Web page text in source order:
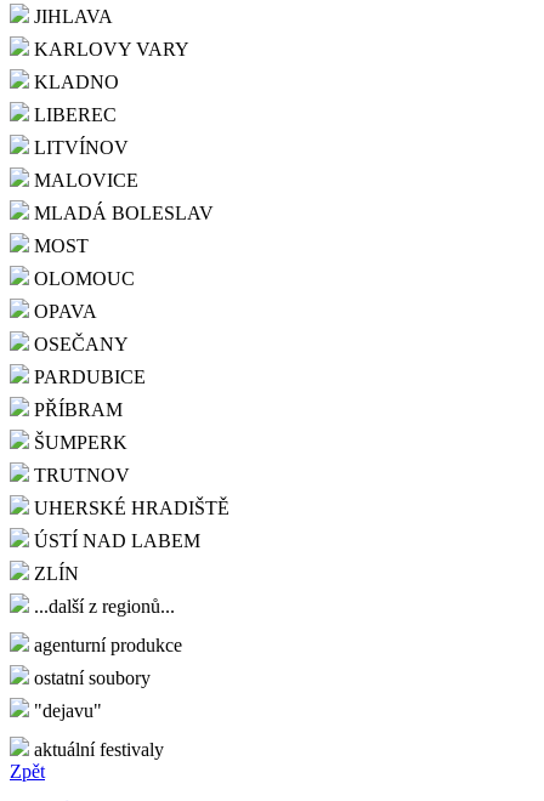
JIHLAVA
KARLOVY VARY
KLADNO
LIBEREC
LITVÍNOV
MALOVICE
MLADÁ BOLESLAV
MOST
OLOMOUC
OPAVA
OSEČANY
PARDUBICE
PŘÍBRAM
ŠUMPERK
TRUTNOV
UHERSKÉ HRADIŠTĚ
ÚSTÍ NAD LABEM
ZLÍN
...další z regionů...
agenturní produkce
ostatní soubory
"dejavu"
aktuální festivaly
Zpět